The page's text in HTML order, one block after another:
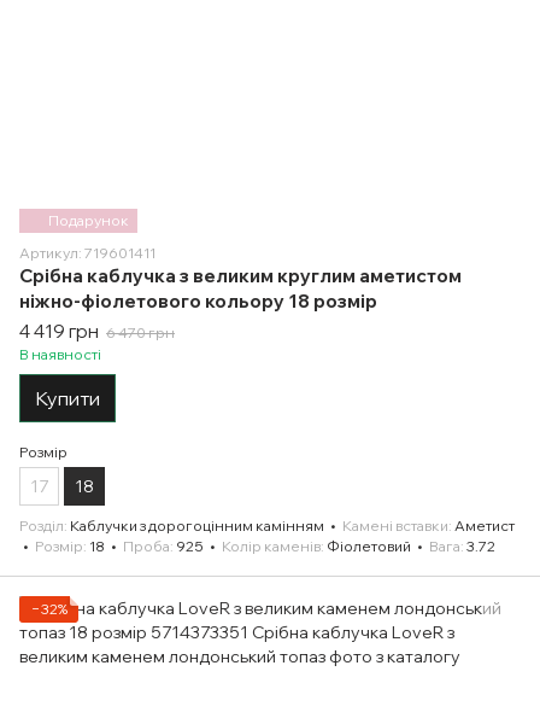
Подарунок
Артикул: 719601411
Срібна каблучка з великим круглим аметистом
ніжно-фіолетового кольору 18 розмір
4 419 грн 6 470 грн
В наявності
Купити
Розмір
17 18
Розділ Каблучки з дорогоцінним камінням Камені вставки Аметист
Розмір 18 Проба 925 Колір каменів Фіолетовий Вага 3.72
−32%